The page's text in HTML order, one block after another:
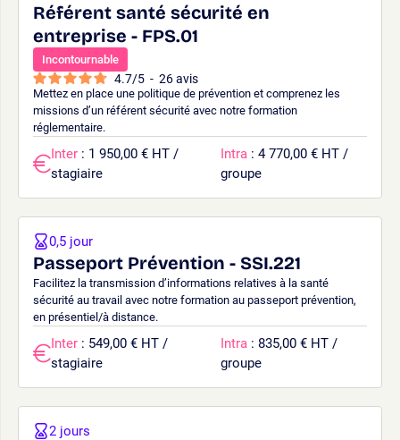
Référent santé sécurité en
entreprise - FPS.01
Incontournable
4.7/5 - 26avis
Mettez en place une politique de prévention et comprenez les
missions d’un référent sécurité avec notre formation
réglementaire.
Inter : 1 950,00 € HT /
stagiaire
Intra : 4 770,00 € HT /
groupe
Passeport Prévention - SSI.221
Facilitez la transmission d’informations relatives à la santé
sécurité au travail avec notre formation au passeport prévention,
en présentiel/à distance.
0,5 jour
Inter : 549,00 € HT /
stagiaire
Intra : 835,00 € HT /
groupe
2 jours